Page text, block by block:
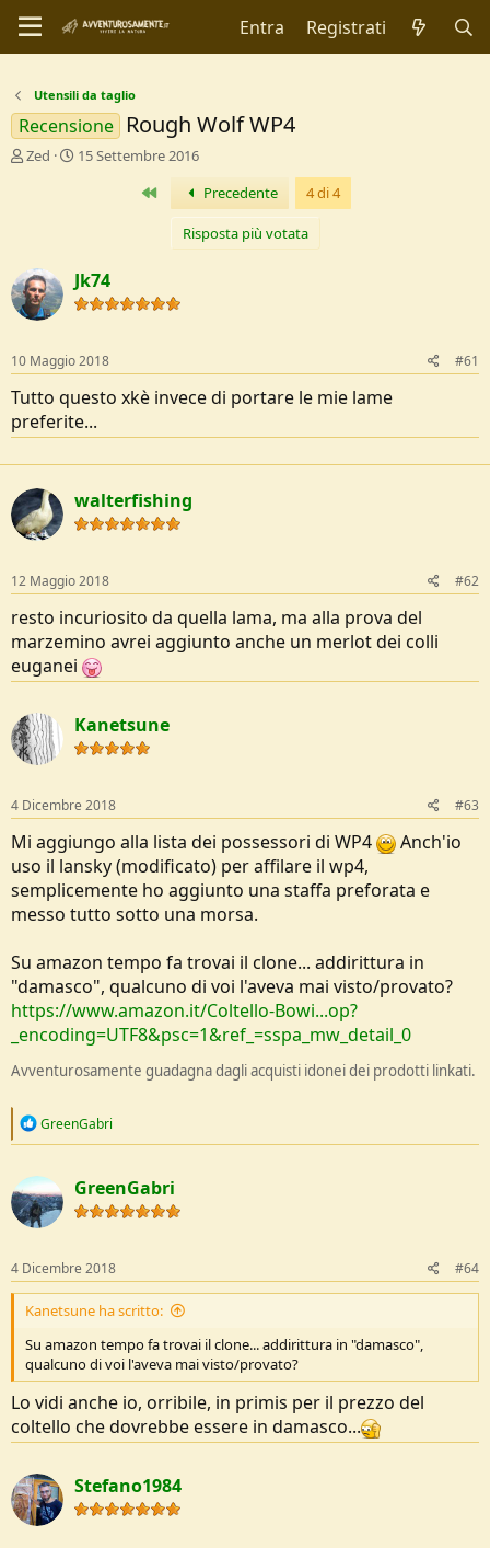
Entra Registrati
Utensili da taglio
Recensione Rough Wolf WP4
C
r
e
D
s
c
u
s
s
o
n
e
Zed
D
I
n
i
o
15 Settembre 2016
Primo Precedente 4 di 4
Risposta più votata
Jk74
10 Maggio 2018 #61
Tutto questo xkè invece di portare le mie lame
preferite...
walterfishing
12 Maggio 2018 #62
resto incuriosito da quella lama, ma alla prova del
marzemino avrei aggiunto anche un merlot dei colli
euganei
Kanetsune
4 Dicembre 2018 #63
Mi aggiungo alla lista dei possessori di WP4
Anch'io
uso il lansky (modificato) per affilare il wp4,
semplicemente ho aggiunto una staffa preforata e
messo tutto sotto una morsa.
Su amazon tempo fa trovai il clone... addirittura in
"damasco", qualcuno di voi l'aveva mai visto/provato?
https://www.amazon.it/Coltello-Bowi...op?
_encoding=UTF8&psc=1&ref_=sspa_mw_detail_0
Avventurosamente guadagna dagli acquisti idonei dei prodotti linkati.
R
c
t
i
o
s
:
GreenGabri
GreenGabri
4 Dicembre 2018 #64
Kanetsune ha scritto:
Su amazon tempo fa trovai il clone... addirittura in "damasco",
qualcuno di voi l'aveva mai visto/provato?
Lo vidi anche io, orribile, in primis per il prezzo del
coltello che dovrebbe essere in damasco...
Stefano1984